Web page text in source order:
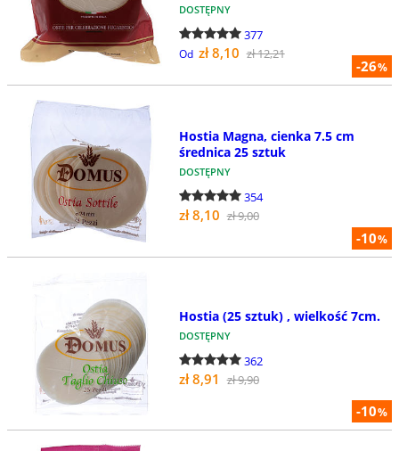
-26%
DOSTĘPNY
377
Od zł 8,10 zł 12,21
-10%
Hostia Magna, cienka 7.5 cm
średnica 25 sztuk
DOSTĘPNY
354
zł 8,10 zł 9,00
-10%
Hostia (25 sztuk) , wielkość 7cm.
DOSTĘPNY
362
zł 8,91 zł 9,90